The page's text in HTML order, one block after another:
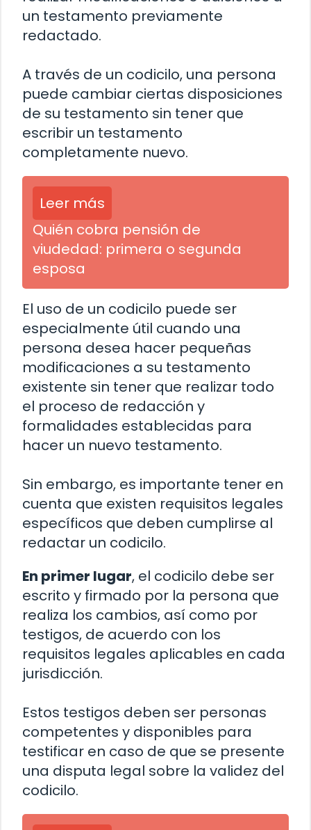
un testamento previamente
redactado.
A través de un codicilo, una persona
puede cambiar ciertas disposiciones
de su testamento sin tener que
escribir un testamento
completamente nuevo.
Leer más
Quién cobra pensión de
viudedad: primera o segunda
esposa
El uso de un codicilo puede ser
especialmente útil cuando una
persona desea hacer pequeñas
modificaciones a su testamento
existente sin tener que realizar todo
el proceso de redacción y
formalidades establecidas para
hacer un nuevo testamento.
Sin embargo, es importante tener en
cuenta que existen requisitos legales
específicos que deben cumplirse al
redactar un codicilo.
En primer lugar, el codicilo debe ser
escrito y firmado por la persona que
realiza los cambios, así como por
testigos, de acuerdo con los
requisitos legales aplicables en cada
jurisdicción.
Estos testigos deben ser personas
competentes y disponibles para
testificar en caso de que se presente
una disputa legal sobre la validez del
codicilo.